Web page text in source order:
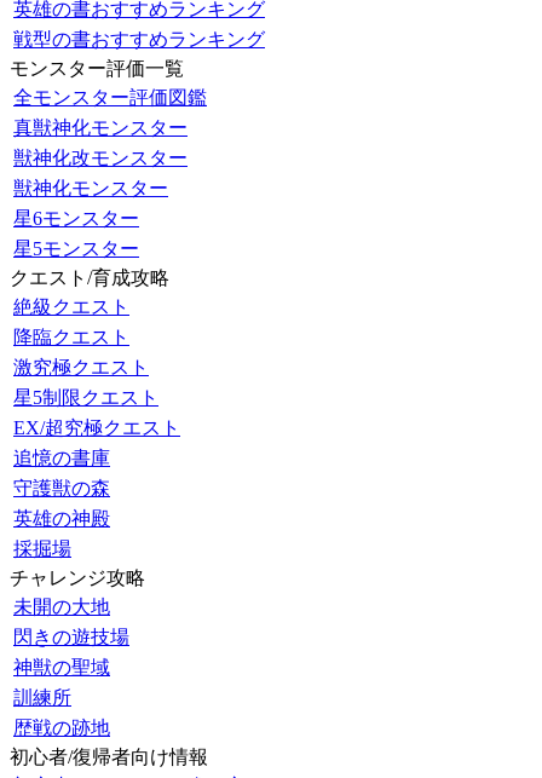
英雄の書おすすめランキング
戦型の書おすすめランキング
モンスター評価一覧
全モンスター評価図鑑
真獣神化モンスター
獣神化改モンスター
獣神化モンスター
星6モンスター
星5モンスター
クエスト/育成攻略
絶級クエスト
降臨クエスト
激究極クエスト
星5制限クエスト
EX/超究極クエスト
追憶の書庫
守護獣の森
英雄の神殿
採掘場
チャレンジ攻略
未開の大地
閃きの遊技場
神獣の聖域
訓練所
歴戦の跡地
初心者/復帰者向け情報